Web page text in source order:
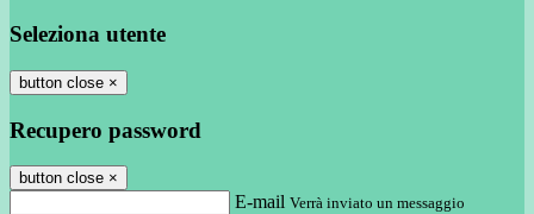
Seleziona utente
button close ×
Recupero password
button close ×
E-mail Verrà inviato un messaggio